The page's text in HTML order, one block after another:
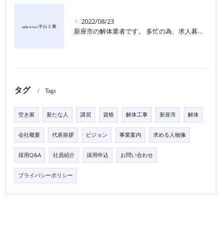
2022/08/23
新座市の解体業者です。 多忙の為、求人募集しています。
タグ Tags
空き家 新たな人 講習 資格 解体工事 新座市 解体
会社概要 代表挨拶 ビジョン 事業案内 求める人物像
採用Q&A 社員紹介 採用申込 お問い合わせ
プライバシーポリシー